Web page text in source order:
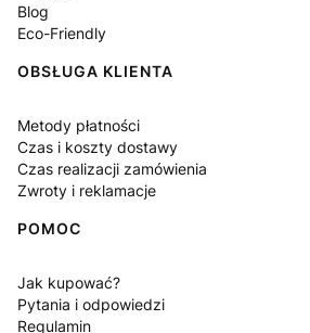
Blog
Eco-Friendly
OBSŁUGA KLIENTA
Metody płatności
Czas i koszty dostawy
Czas realizacji zamówienia
Zwroty i reklamacje
POMOC
Jak kupować?
Pytania i odpowiedzi
Regulamin